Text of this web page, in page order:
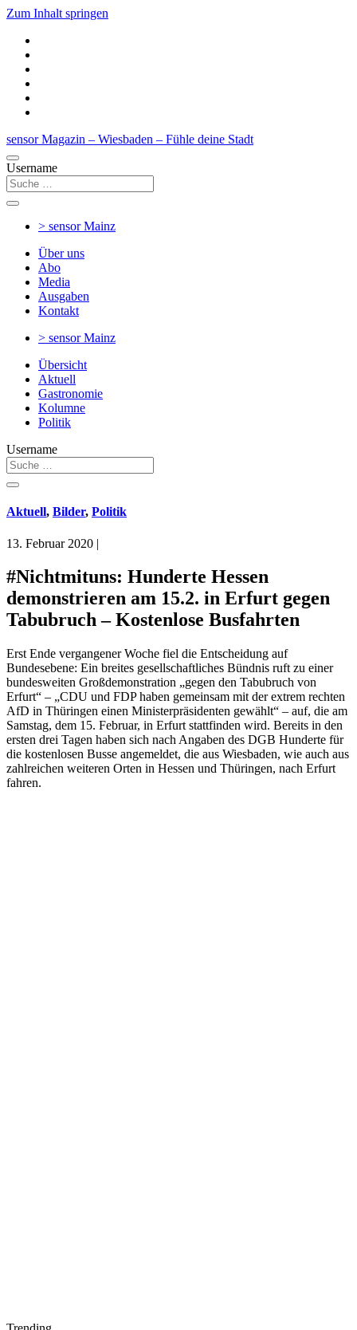
Zum Inhalt springen
sensor Magazin – Wiesbaden – Fühle deine Stadt
Username
> sensorMainz
Über uns
Abo
Media
Ausgaben
Kontakt
> sensorMainz
Übersicht
Aktuell
Gastronomie
Kolumne
Politik
Username
Aktuell, Bilder, Politik
13. Februar 2020 |
#Nichtmituns: Hunderte Hessen
demonstrieren am 15.2. in Erfurt gegen
Tabubruch – Kostenlose Busfahrten
Erst Ende vergangener Woche fiel die Entscheidung auf
Bundesebene: Ein breites gesellschaftliches Bündnis ruft zu einer
bundesweiten Großdemonstration „gegen den Tabubruch von
Erfurt“ – „CDU und FDP haben gemeinsam mit der extrem rechten
AfD in Thüringen einen Ministerpräsidenten gewählt“ – auf, die am
Samstag, dem 15. Februar, in Erfurt stattfinden wird. Bereits in den
ersten drei Tagen haben sich nach Angaben des DGB Hunderte für
die kostenlosen Busse angemeldet, die aus Wiesbaden, wie auch aus
zahlreichen weiteren Orten in Hessen und Thüringen, nach Erfurt
fahren.